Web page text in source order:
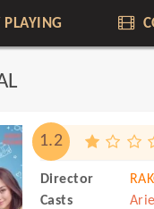
PLAYING
1.2
Director
Casts